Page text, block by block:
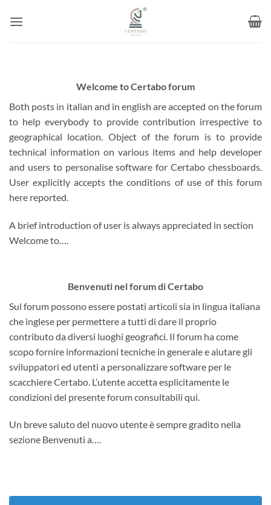
Welcome to Certabo forum
Both posts in italian and in english are accepted on the forum
to help everybody to provide contribution irrespective to
geographical location. Object of the forum is to provide
technical information on various items and help developer
and users to personalise software for Certabo chessboards.
User explicitly accepts the conditions of use of this forum
here reported.
A brief introduction of user is always appreciated in section
Welcome to….
Benvenuti nel forum di Certabo
Sul forum possono essere postati articoli sia in lingua italiana
che inglese per permettere a tutti di dare il proprio
contributo da diversi luoghi geografici. Il forum ha come
scopo fornire informazioni tecniche in generale e aiutare gli
sviluppatori ed utenti a personalizzare software per le
scacchiere Certabo. L’utente accetta esplicitamente le
condizioni del presente forum consultabili qui.
Un breve saluto del nuovo utente è sempre gradito nella
sezione Benvenuti a….